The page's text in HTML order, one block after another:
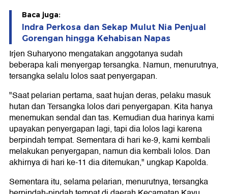
Baca juga:
Indra Perkosa dan Sekap Mulut Nia Penjual
Gorengan hingga Kehabisan Napas
Irjen Suharyono mengatakan anggotanya sudah
beberapa kali menyergap tersangka. Namun, menurutnya,
tersangka selalu lolos saat penyergapan.
"Saat pelarian pertama, saat hujan deras, pelaku masuk
hutan dan Tersangka lolos dari penyergapan. Kita hanya
menemukan sendal dan tas. Kemudian dua harinya kami
upayakan penyergapan lagi, tapi dia lolos lagi karena
berpindah tempat. Sementara di hari ke-9, kami kembali
melakukan penyergapan, namun dia kembali lolos. Dan
akhirnya di hari ke-11 dia ditemukan," ungkap Kapolda.
Sementara itu, selama pelarian, menurutnya, tersangka